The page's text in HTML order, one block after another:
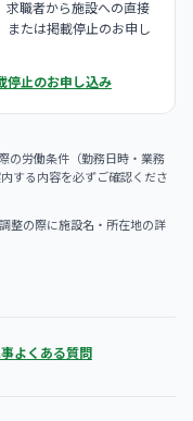
求職者から施設への直接
または掲載停止のお申し
停止のお申し込み
の労働条件（勤務日時・業務
する内容を必ずご確認くださ
整の際に施設名・所在地の詳
よくある質問